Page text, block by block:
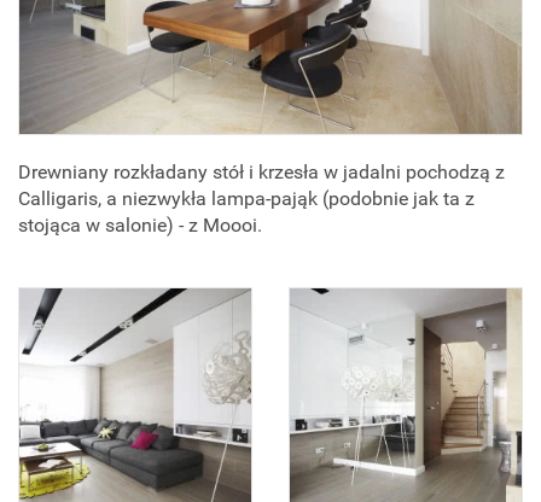
Drewniany rozkładany stół i krzesła w jadalni pochodzą z
Calligaris, a niezwykła lampa-pająk (podobnie jak ta z
stojąca w salonie) - z Moooi.